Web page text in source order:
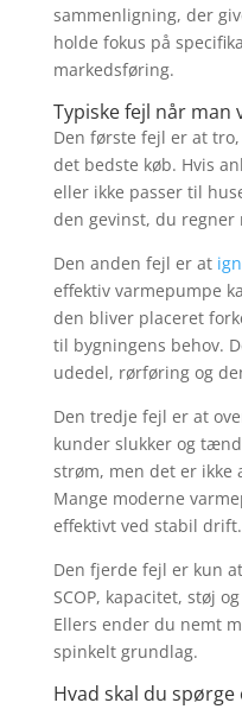
sammenligning, der
holde fokus på
markedsføring.
Typiske fejl når
Den første fejl er at
det bedste køb. Hvis
eller ikke passer til
den gevinst, du regner
Den anden fejl er at
effektiv varmepumpe
den bliver placeret
til bygningens behov.
udedel, rørføring og
Den tredje fejl er at
kunder slukker og
strøm, men det er ikke
Mange moderne
effektivt ved stabil drift.
Den fjerde fejl er kun
SCOP, kapacitet, støj
Ellers ender du nemt
spinkelt grundlag.
Hvad skal du